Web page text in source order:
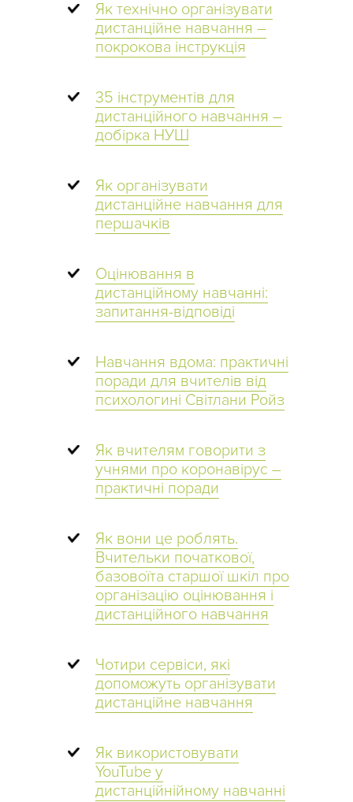
Як технічно організувати
дистанційне навчання –
покрокова інструкція
35 інструментів для
дистанційного навчання –
добірка НУШ
Як організувати
дистанційне навчання для
першачків
Оцінювання в
дистанційному навчанні:
запитання-відповіді
Навчання вдома: практичні
поради для вчителів від
психологині Світлани Ройз
Як вчителям говорити з
учнями про коронавірус –
практичні поради
Як вони це роблять.
Вчительки початкової,
базовоїта старшої шкіл про
організацію оцінювання і
дистанційного навчання
Чотири сервіси, які
допоможуть організувати
дистанційне навчання
Як використовувати
YouTube у
дистанційнійному навчанні